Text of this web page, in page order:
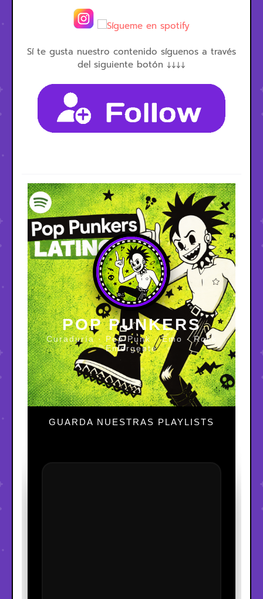
Sí te gusta nuestro contenido síguenos a través
del siguiente botón ↓↓↓↓
POP PUNKERS
Curaduría · Pop Punk · Emo · Rock
Emergente
GUARDA NUESTRAS PLAYLISTS